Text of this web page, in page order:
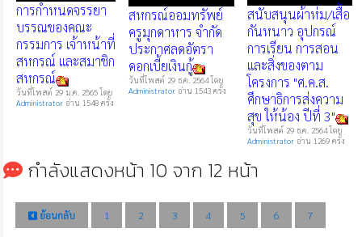
การกำหนดจรรยา
บรรณของคณะ
กรรมการ เจ้าหน้าที่
สหกรณ์ และสมาชิก
สหกรณ์
วันที่โพสต์ 29 ม.ค. 2565 โดย
Administrator อ่าน 1548 ครั้ง
สหกรณ์ออมทรัพย์
ครูมุกดาหาร จำกัด
ประกาศลดอัตรา
ดอกเบี้ยเงินกู้
วันที่โพสต์ 29 ธ.ค. 2564 โดย
Administrator อ่าน 1543 ครั้ง
สนับสนุนผ้าห่ม/เสื้อ
กันหนาว อุปกรณ์
การเรียน การสอน
และสิ่งของตาม
โครงการ "ศ.ค.ส.
ศึกษาธิการส่งความ
สุข ให้น้อง ปีที่ 3"
วันที่โพสต์ 29 ธ.ค. 2564 โดย
Administrator อ่าน 1269 ครั้ง
กำลังแสดงหน้า 10 จาก 12 หน้า
ย้อนกลับ 1 2 3 4 5 6 7